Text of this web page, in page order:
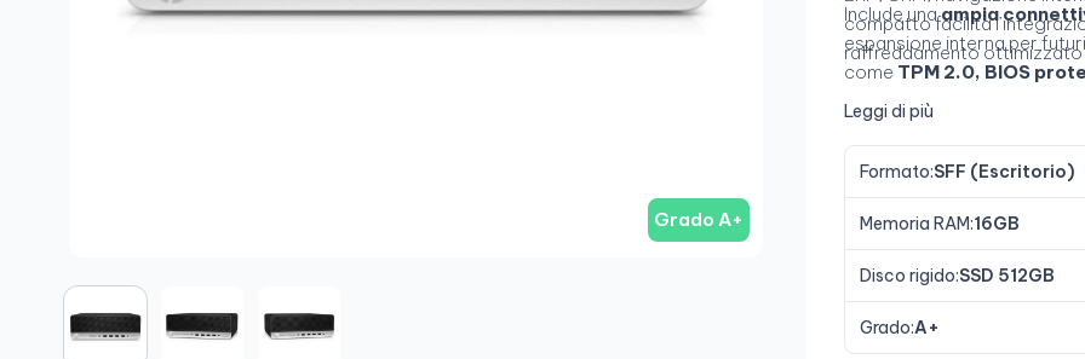
Grado A+
compatto facilita
raffreddamento ottimizzato
Include unaampia
espansione interna per
come TPM 2.0, BIOS
Leggi di più
Formato:SFF (Escritorio)
Memoria RAM:16GB
Disco rigido:SSD 512GB
Grado:A+